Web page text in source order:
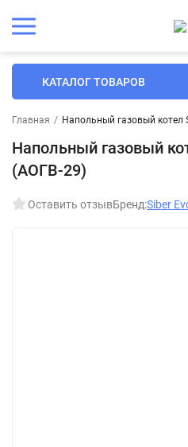
КАТАЛОГ ТОВАРОВ
Главная / Напольный газовый котел
Напольный газовый
(АОГВ-29)
Оставить отзывБренд:Siber